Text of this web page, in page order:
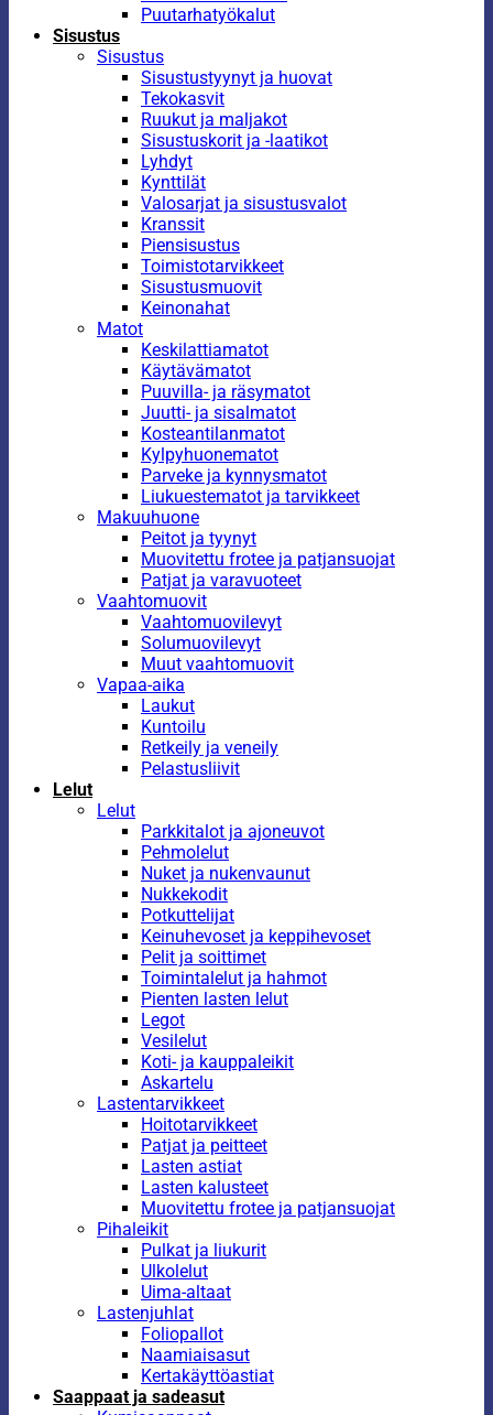
Puutarhatyökalut
Sisustus
Sisustus
Sisustustyynyt ja huovat
Tekokasvit
Ruukut ja maljakot
Sisustuskorit ja -laatikot
Lyhdyt
Kynttilät
Valosarjat ja sisustusvalot
Kranssit
Piensisustus
Toimistotarvikkeet
Sisustusmuovit
Keinonahat
Matot
Keskilattiamatot
Käytävämatot
Puuvilla- ja räsymatot
Juutti- ja sisalmatot
Kosteantilanmatot
Kylpyhuonematot
Parveke ja kynnysmatot
Liukuestematot ja tarvikkeet
Makuuhuone
Peitot ja tyynyt
Muovitettu frotee ja patjansuojat
Patjat ja varavuoteet
Vaahtomuovit
Vaahtomuovilevyt
Solumuovilevyt
Muut vaahtomuovit
Vapaa-aika
Laukut
Kuntoilu
Retkeily ja veneily
Pelastusliivit
Lelut
Lelut
Parkkitalot ja ajoneuvot
Pehmolelut
Nuket ja nukenvaunut
Nukkekodit
Potkuttelijat
Keinuhevoset ja keppihevoset
Pelit ja soittimet
Toimintalelut ja hahmot
Pienten lasten lelut
Legot
Vesilelut
Koti- ja kauppaleikit
Askartelu
Lastentarvikkeet
Hoitotarvikkeet
Patjat ja peitteet
Lasten astiat
Lasten kalusteet
Muovitettu frotee ja patjansuojat
Pihaleikit
Pulkat ja liukurit
Ulkolelut
Uima-altaat
Lastenjuhlat
Foliopallot
Naamiaisasut
Kertakäyttöastiat
Saappaat ja sadeasut